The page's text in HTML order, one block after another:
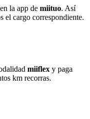
la app de miituo. Así
el cargo correspondiente.
miiflex y paga
km recorras.